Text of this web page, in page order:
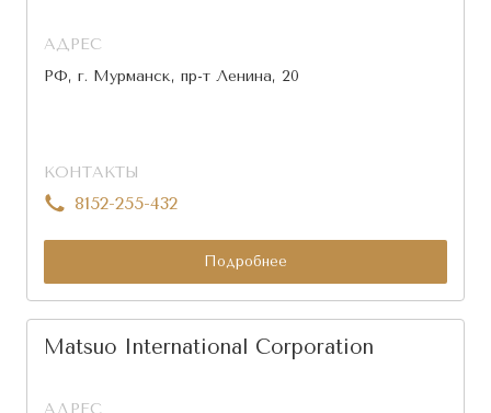
АДРЕС
РФ, г. Мурманск, пр-т Ленина, 20
КОНТАКТЫ
8152-255-432
Подробнее
Matsuo International Corporation